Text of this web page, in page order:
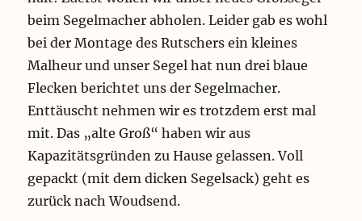
beim Segelmacher abholen. Leider gab es wohl
bei der Montage des Rutschers ein kleines
Malheur und unser Segel hat nun drei blaue
Flecken berichtet uns der Segelmacher.
Enttäuscht nehmen wir es trotzdem erst mal
mit. Das „alte Groß“ haben wir aus
Kapazitätsgründen zu Hause gelassen. Voll
gepackt (mit dem dicken Segelsack) geht es
zurück nach Woudsend.